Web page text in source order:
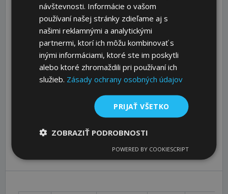
Anwendung:
Die Spezifikationen und Vorschriften der Aggregat- bzw.
Fahrzeughersteller sind zu beachten. Die optimale
Wirksamkeit wird nur bei unvermischtem Einsatz
ermöglicht.
Alterungsbeständiges Hydrauliköl mit erhöhtem
Korrosionsschutz und EP-Eigenschaften. Hoher
Verschleißschutz.
EUH210 Sicherheitsdatenblatt auf Anfrage erhältlich.
návštevnosti. Informácie o vašom
používaní našej stránky zdieľame aj s
našimi reklamnými a analytickými
partnermi, ktorí ich môžu kombinovať s
inými informáciami, ktoré ste im poskytli
alebo ktoré zhromaždili pri používaní ich
služieb. Zásady ochrany osobných údajov
PRIJAŤ VŠETKO
ZOBRAZIŤ PODROBNOSTI
POWERED BY COOKIESCRIPT